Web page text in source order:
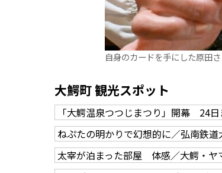
自身のカードを手にした原田
大鰐町 観光スポット
「大鰐温泉つつじまつり」開幕 24日
ねぷたの明かりで幻想的に／弘南鉄
太宰が泊まった部屋 体感／大鰐・ヤ